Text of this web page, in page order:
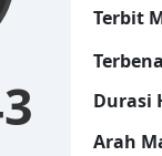
Terbit
Durasi
Arah